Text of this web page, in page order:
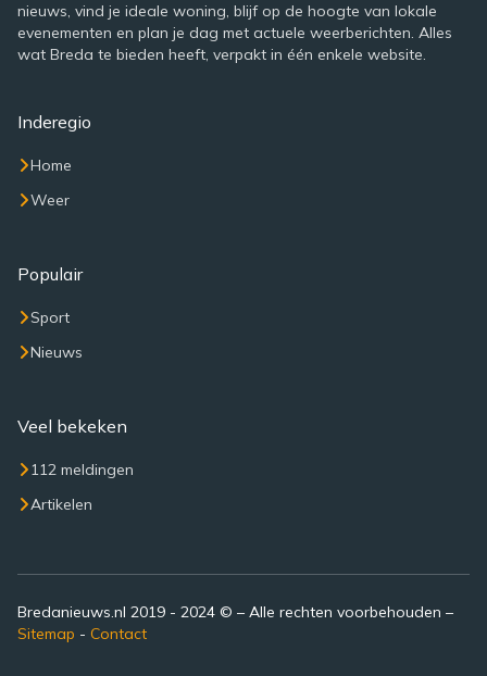
nieuws, vind je ideale woning, blijf op de hoogte van lokale
evenementen en plan je dag met actuele weerberichten. Alles
wat Breda te bieden heeft, verpakt in één enkele website.
Inderegio
Home
Weer
Populair
Sport
Nieuws
Veel bekeken
112 meldingen
Artikelen
Bredanieuws.nl 2019 - 2024 © – Alle rechten voorbehouden –
Sitemap - Contact